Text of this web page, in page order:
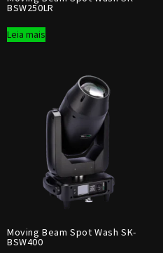
BSW250LR
Leia mais
Moving Beam Spot Wash SK-
BSW400